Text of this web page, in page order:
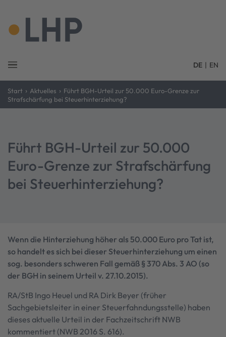
DE | EN
Start › Aktuelles › Führt BGH-Urteil zur 50.000 Euro-Grenze zur
Strafschärfung bei Steuerhinterziehung?
Führt BGH-Urteil zur 50.000
Euro-Grenze zur Strafschärfung
bei Steuerhinterziehung?
Wenn die Hinterziehung höher als 50.000 Euro pro Tat ist,
so handelt es sich bei dieser Steuerhinterziehung um einen
sog. besonders schweren Fall gemäß § 370 Abs. 3 AO (so
der BGH in seinem Urteil v. 27.10.2015).
RA/StB Ingo Heuel und RA Dirk Beyer (früher
Sachgebietsleiter in einer Steuerfahndungsstelle) haben
dieses aktuelle Urteil in der Fachzeitschrift NWB
kommentiert (NWB 2016 S. 616).